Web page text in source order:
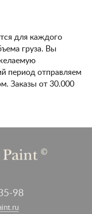
для каждого
груза. Вы
период отправляем
Заказы от 30.000
98